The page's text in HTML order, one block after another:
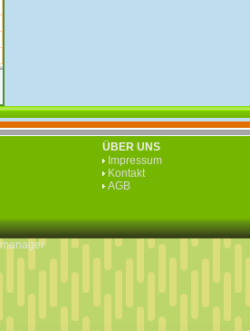
ÜBER UNS
Impressum
Kontakt
AGB